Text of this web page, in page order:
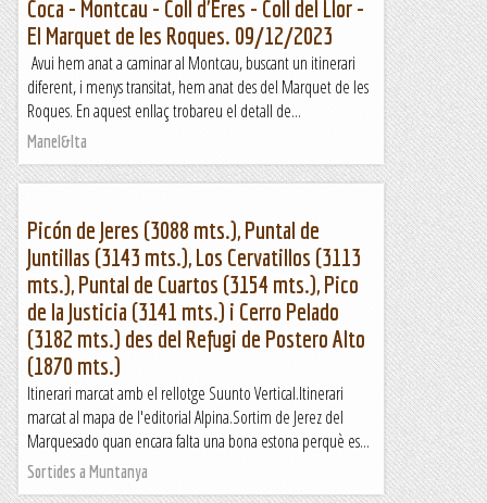
Coca - Montcau - Coll d'Eres - Coll del Llor -
El Marquet de les Roques. 09/12/2023
Avui hem anat a caminar al Montcau, buscant un itinerari
diferent, i menys transitat, hem anat des del Marquet de les
Roques. En aquest enllaç trobareu el detall de...
Manel&Ita
Picón de Jeres (3088 mts.), Puntal de
Juntillas (3143 mts.), Los Cervatillos (3113
mts.), Puntal de Cuartos (3154 mts.), Pico
de la Justicia (3141 mts.) i Cerro Pelado
(3182 mts.) des del Refugi de Postero Alto
(1870 mts.)
Itinerari marcat amb el rellotge Suunto Vertical.Itinerari
marcat al mapa de l'editorial Alpina.Sortim de Jerez del
Marquesado quan encara falta una bona estona perquè es...
Sortides a Muntanya